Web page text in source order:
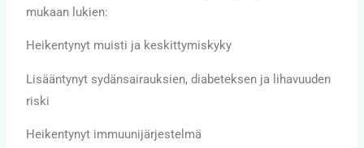
mukaan lukien:
Heikentynyt muisti ja keskittymiskyky
Lisääntynyt sydänsairauksien, diabeteksen ja lihavuuden
riski
Heikentynyt immuunijärjestelmä